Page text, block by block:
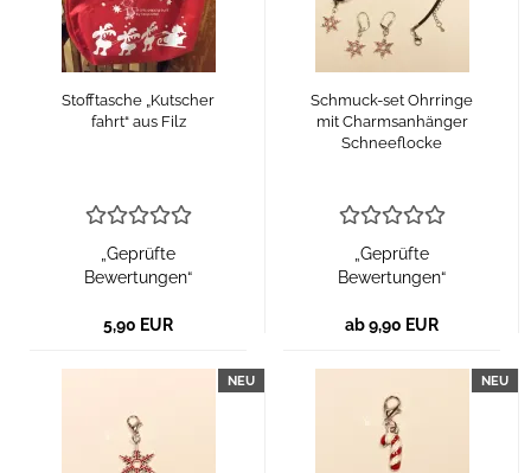
Stofftasche „Kutscher
fahrt“ aus Filz
„Geprüfte
Bewertungen“
5,90 EUR
Schmuck-set Ohrringe
mit Charmsanhänger
Schneeflocke
„Geprüfte
Bewertungen“
ab 9,90 EUR
NEU NEU